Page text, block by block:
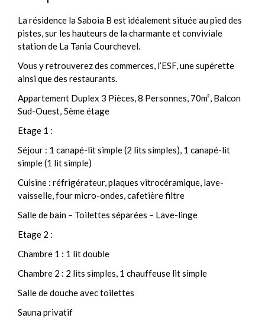
La résidence la Saboia B est idéalement située au pied des
pistes, sur les hauteurs de la charmante et conviviale
station de La Tania Courchevel.
Vous y retrouverez des commerces, l’ESF, une supérette
ainsi que des restaurants.
Appartement Duplex 3 Pièces, 8 Personnes, 70m², Balcon
Sud-Ouest, 5ème étage
Etage 1 :
Séjour : 1 canapé-lit simple (2 lits simples), 1 canapé-lit
simple (1 lit simple)
Cuisine : réfrigérateur, plaques vitrocéramique, lave-
vaisselle, four micro-ondes, cafetière filtre
Salle de bain – Toilettes séparées – Lave-linge
Etage 2 :
Chambre 1 : 1 lit double
Chambre 2 : 2 lits simples, 1 chauffeuse lit simple
Salle de douche avec toilettes
Sauna privatif